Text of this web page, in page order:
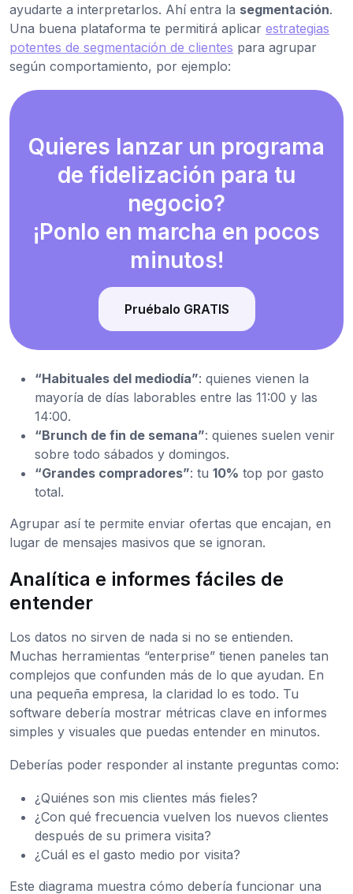
ayudarte a interpretarlos. Ahí entra la segmentación.
Una buena plataforma te permitirá aplicar estrategias
potentes de segmentación de clientes para agrupar
según comportamiento, por ejemplo:
Quieres lanzar un programa
de fidelización para tu
negocio?
¡Ponlo en marcha en pocos
minutos!
Pruébalo GRATIS
“Habituales del mediodía”: quienes vienen la
mayoría de días laborables entre las 11:00 y las
14:00.
“Brunch de fin de semana”: quienes suelen venir
sobre todo sábados y domingos.
“Grandes compradores”: tu 10% top por gasto
total.
Agrupar así te permite enviar ofertas que encajan, en
lugar de mensajes masivos que se ignoran.
Analítica e informes fáciles de
entender
Los datos no sirven de nada si no se entienden.
Muchas herramientas “enterprise” tienen paneles tan
complejos que confunden más de lo que ayudan. En
una pequeña empresa, la claridad lo es todo. Tu
software debería mostrar métricas clave en informes
simples y visuales que puedas entender en minutos.
Deberías poder responder al instante preguntas como:
¿Quiénes son mis clientes más fieles?
¿Con qué frecuencia vuelven los nuevos clientes
después de su primera visita?
¿Cuál es el gasto medio por visita?
Este diagrama muestra cómo debería funcionar una